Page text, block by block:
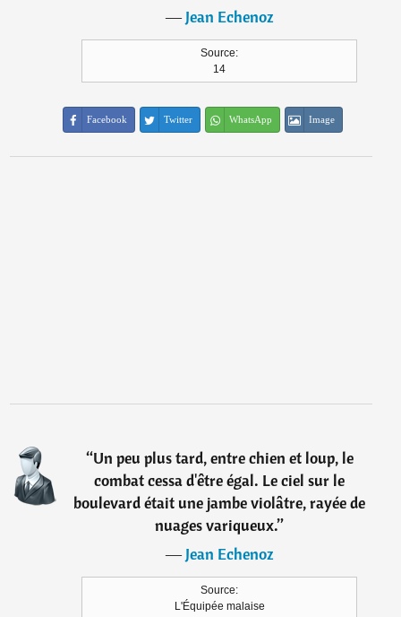
―Jean Echenoz
Source:
14
Facebook Twitter WhatsApp Image
“Un peu plus tard, entre chien et loup, le
combat cessa d'être égal. Le ciel sur le
boulevard était une jambe violâtre, rayée de
nuages variqueux.”
―Jean Echenoz
Source:
L'Équipée malaise